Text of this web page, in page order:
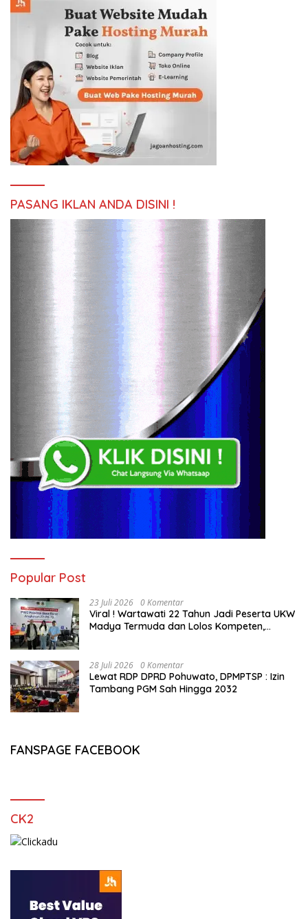
PASANG IKLAN ANDA DISINI !
Popular Post
23 Juli 2026 0 Komentar
Viral ! Wartawati 22 Tahun Jadi Peserta UKW
Madya Termuda dan Lolos Kompeten,
28 Juli 2026 0 Komentar
Lewat RDP DPRD Pohuwato, DPMPTSP : Izin
Tambang PGM Sah Hingga 2032
FANSPAGE FACEBOOK
CK2